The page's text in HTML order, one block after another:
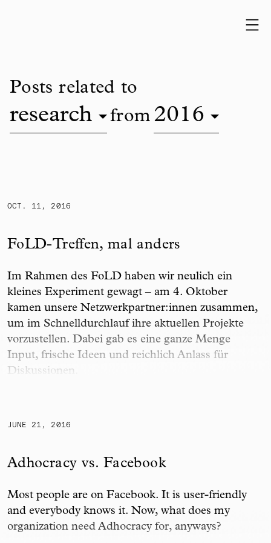
Skip to content
Posts related to
research from 2016
FoLD-Treffen, mal anders
OCT. 11, 2016
FoLD-Treffen, mal anders
Im Rahmen des FoLD haben wir neulich ein
kleines Experiment gewagt – am 4. Oktober
kamen unsere Netzwerkpartner:innen zusammen,
um im Schnelldurchlauf ihre aktuellen Projekte
vorzustellen. Dabei gab es eine ganze Menge
Input, frische Ideen und reichlich Anlass für
Diskussionen.
Adhocracy vs. Facebook
JUNE 21, 2016
Adhocracy vs. Facebook
Most people are on Facebook. It is user-friendly
and everybody knows it. Now, what does my
organization need Adhocracy for, anyways?